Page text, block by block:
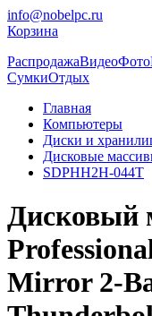
info@nobelpc.ru
Корзина
РаспродажаВидеоФото
СумкиОтдых
Главная
Компьютеры
Диски и
Дисковые
SDPHH2H-044T
Дисковый
Mirror 2-